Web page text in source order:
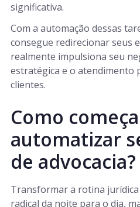
significativa.
Com a automação dessas
consegue redirecionar seus
realmente impulsiona seu
estratégica e o atendimento
clientes.
Como
automatizar
de advocacia?
Transformar a rotina
radical da noite para o dia,